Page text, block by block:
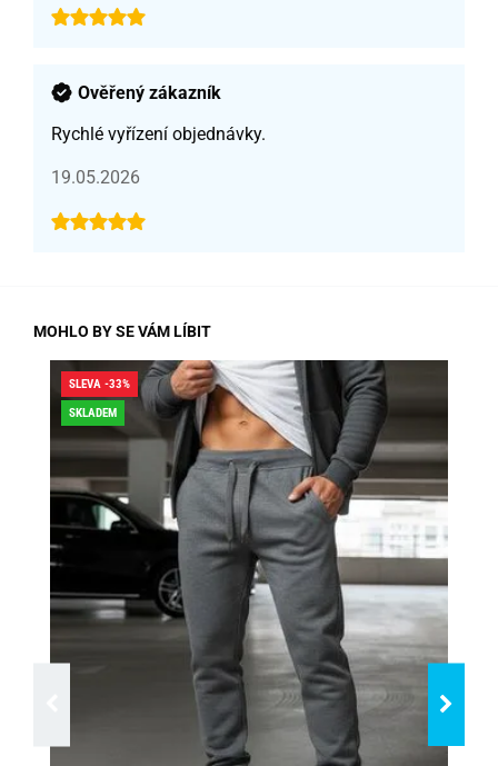
Ověřený zákazník
Rychlé vyřízení objednávky.
19.05.2026
MOHLO BY SE VÁM LÍBIT
SLEVA -33%
SKLADEM